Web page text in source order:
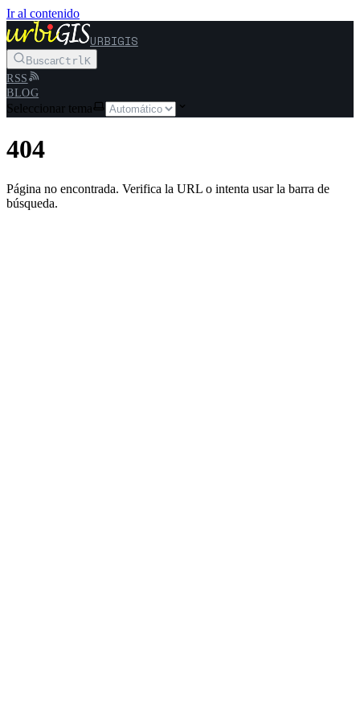
Ir al contenido
URBIGIS
BuscarCtrlK
RSS
BLOG
Seleccionar tema
404
Página no encontrada. Verifica la URL o intenta usar la barra de
búsqueda.